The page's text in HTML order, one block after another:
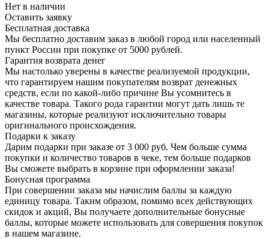
Нет в наличии
Оставить заявку
Бесплатная доставка
Мы бесплатно доставим заказ в любой город или населенный
пункт России при покупке от 5000 рублей.
Гарантия возврата денег
Мы настолько уверены в качестве реализуемой продукции,
что гарантируем нашим покупателям возврат денежных
средств, если по какой-либо причине Вы усомнитесь в
качестве товара. Такого рода гарантии могут дать лишь те
магазины, которые реализуют исключительно товары
оригинального происхождения.
Подарки к заказу
Дарим подарки при заказе от 3 000 руб. Чем больше сумма
покупки и количество товаров в чеке, тем больше подарков
Вы сможете выбрать в корзине при оформлении заказа!
Бонусная программа
При совершении заказа мы начислим баллы за каждую
единицу товара. Таким образом, помимо всех действующих
скидок и акций, Вы получаете дополнительные бонусные
баллы, которые можете использовать для совершения покупок
в нашем магазине.